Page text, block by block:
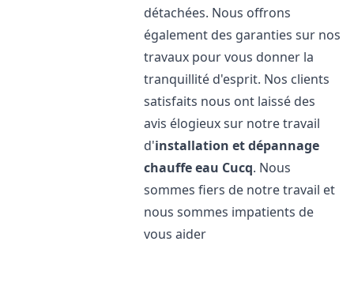
détachées. Nous offrons
également des garanties sur nos
travaux pour vous donner la
tranquillité d'esprit. Nos clients
satisfaits nous ont laissé des
avis élogieux sur notre travail
d'installation et dépannage
chauffe eau Cucq. Nous
sommes fiers de notre travail et
nous sommes impatients de
vous aider